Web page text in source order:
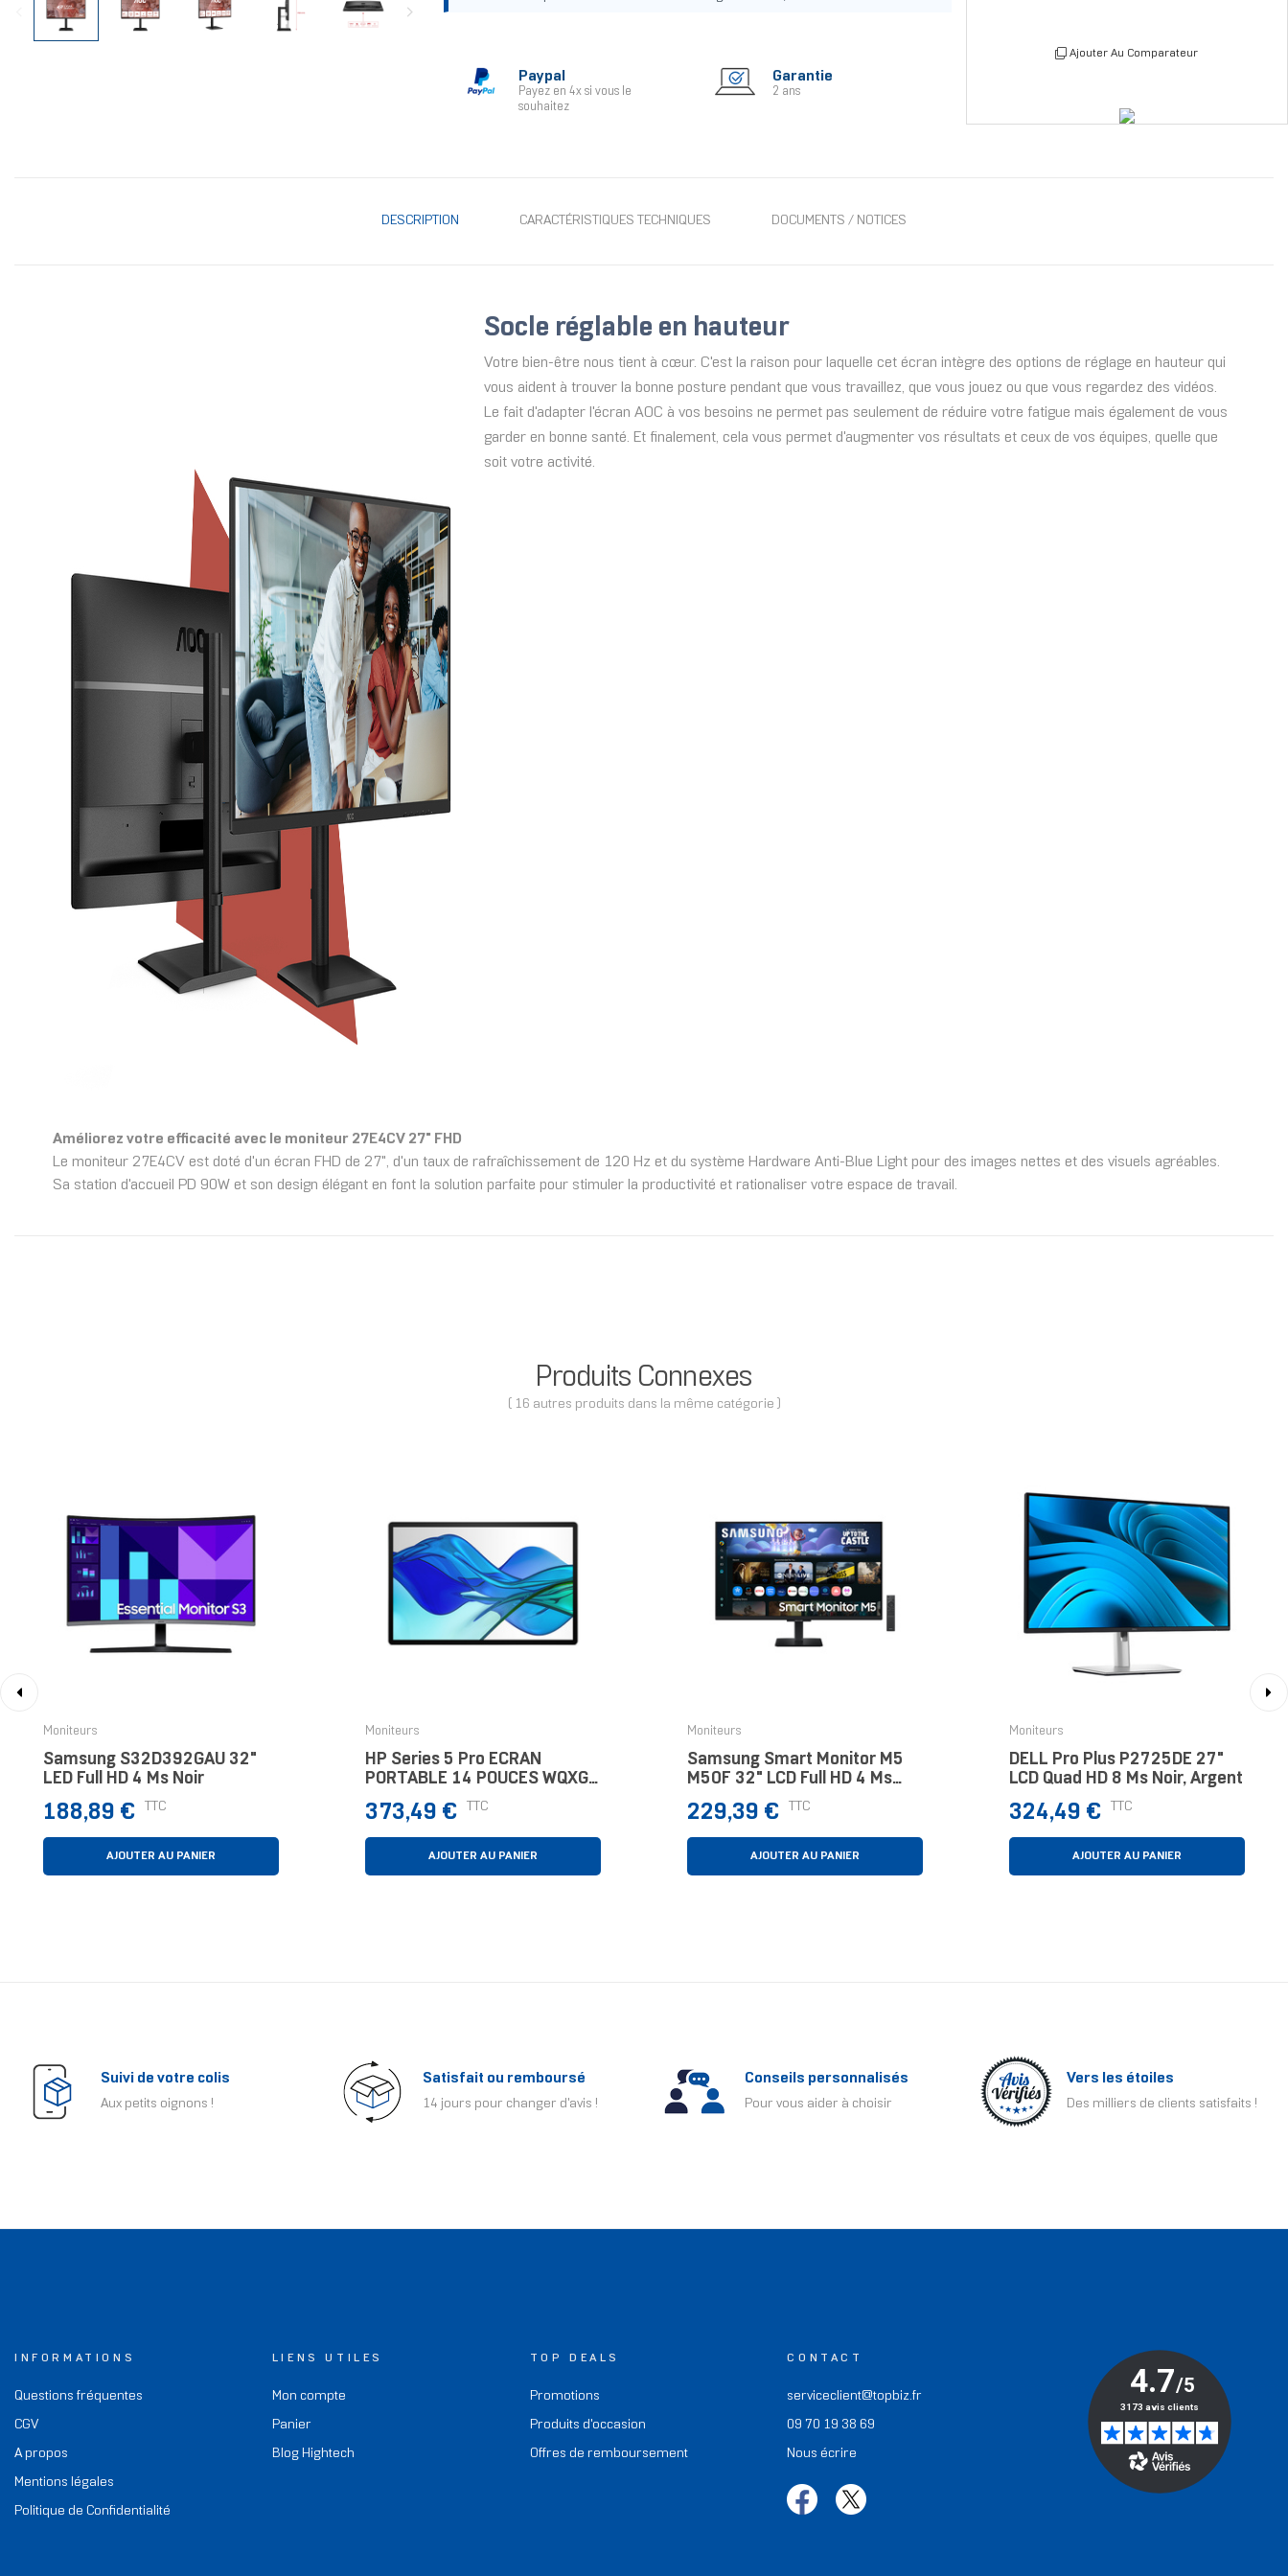
Paypal
Payez en 4x si vous le
souhaitez
Garantie
2 ans
Ajouter Au Comparateur
DESCRIPTION CARACTÉRISTIQUES TECHNIQUES DOCUMENTS / NOTICES
Socle réglable en hauteur
Votre bien-être nous tient à cœur. C'est la raison pour laquelle cet écran intègre des options de réglage en hauteur qui
vous aident à trouver la bonne posture pendant que vous travaillez, que vous jouez ou que vous regardez des vidéos.
Le fait d'adapter l'écran AOC à vos besoins ne permet pas seulement de réduire votre fatigue mais également de vous
garder en bonne santé. Et finalement, cela vous permet d'augmenter vos résultats et ceux de vos équipes, quelle que
soit votre activité.
Améliorez votre efficacité avec le moniteur 27E4CV 27" FHD
Le moniteur 27E4CV est doté d'un écran FHD de 27", d'un taux de rafraîchissement de 120 Hz et du système Hardware Anti-Blue Light pour des images nettes et des visuels agréables.
Sa station d'accueil PD 90W et son design élégant en font la solution parfaite pour stimuler la productivité et rationaliser votre espace de travail.
Produits Connexes
( 16 autres produits dans la même catégorie )
Moniteurs
Samsung S32D392GAU 32"
LED Full HD 4 Ms Noir
Prix
188,89 € TTC
AJOUTER AU PANIER
Moniteurs
HP Series 5 Pro ÉCRAN
PORTABLE 14 POUCES WQXGA
– 514PN 14" LCD 7 Ms Argent
Prix
373,49 € TTC
AJOUTER AU PANIER
Moniteurs
Samsung Smart Monitor M5
M50F 32" LCD Full HD 4 Ms
Prix
229,39 € TTC
AJOUTER AU PANIER
Moniteurs
DELL Pro Plus P2725DE 27"
LCD Quad HD 8 Ms Noir, Argent
Prix
324,49 € TTC
AJOUTER AU PANIER
Suivi de votre colis
Aux petits oignons !
Satisfait ou remboursé
14 jours pour changer d'avis !
Conseils personnalisés
Pour vous aider à choisir
Vers les étoiles
Des milliers de clients satisfaits !
INFORMATIONS
Questions fréquentes
CGV
A propos
Mentions légales
Politique de Confidentialité
LIENS UTILES
Mon compte
Panier
Blog Hightech
TOP DEALS
Promotions
Produits d'occasion
Offres de remboursement
CONTACT
serviceclient@topbiz.fr
09 70 19 38 69
Nous écrire